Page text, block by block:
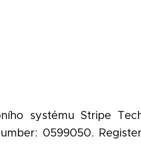
systému Stripe
0599050.